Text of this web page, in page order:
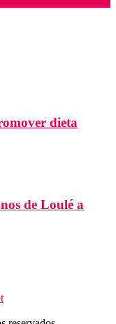
dieta
de Loulé a